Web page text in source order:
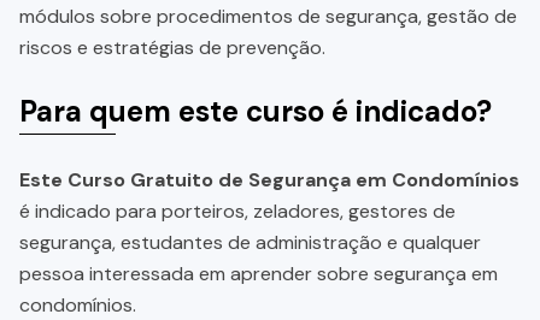
módulos sobre procedimentos de segurança, gestão de
riscos e estratégias de prevenção.
Para quem este curso é indicado?
Este Curso Gratuito de Segurança em Condomínios
é indicado para porteiros, zeladores, gestores de
segurança, estudantes de administração e qualquer
pessoa interessada em aprender sobre segurança em
condomínios.